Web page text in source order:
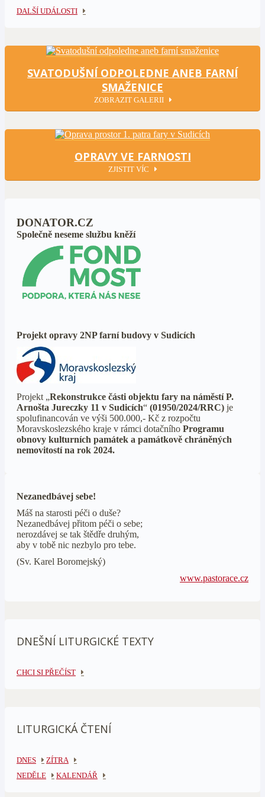
DALŠÍ UDÁLOSTI
SVATODUŠNÍ ODPOLEDNE ANEB FARNÍ
SMAŽENICE
ZOBRAZIT GALERII
OPRAVY VE FARNOSTI
ZJISTIT VÍC
DONATOR.CZ
Společně neseme službu kněží
Projekt opravy 2NP farní budovy v Sudicích
Projekt „Rekonstrukce části objektu fary na náměstí P.
Arnošta Jureczky 11 v Sudicích“ (01950/2024/RRC) je
spolufinancován ve výši 500.000,- Kč z rozpočtu
Moravskoslezského kraje v rámci dotačního Programu
obnovy kulturních památek a památkově chráněných
nemovitostí na rok 2024.
Nezanedbávej sebe!
Máš na starosti péči o duše?
Nezanedbávej přitom péči o sebe;
nerozdávej se tak štědře druhým,
aby v tobě nic nezbylo pro tebe.
(Sv. Karel Boromejský)
www.pastorace.cz
DNEŠNÍ LITURGICKÉ TEXTY
CHCI SI PŘEČÍST
LITURGICKÁ ČTENÍ
DNES
ZÍTRA
NEDĚLE
KALENDÁŘ